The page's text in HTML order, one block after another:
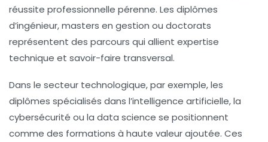
réussite professionnelle pérenne. Les diplômes
d’ingénieur, masters en gestion ou doctorats
représentent des parcours qui allient expertise
technique et savoir-faire transversal.
Dans le secteur technologique, par exemple, les
diplômes spécialisés dans l’intelligence artificielle, la
cybersécurité ou la data science se positionnent
comme des formations à haute valeur ajoutée. Ces